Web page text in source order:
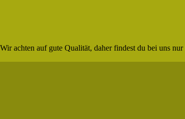
achten auf gute Qualität, daher findest du bei uns